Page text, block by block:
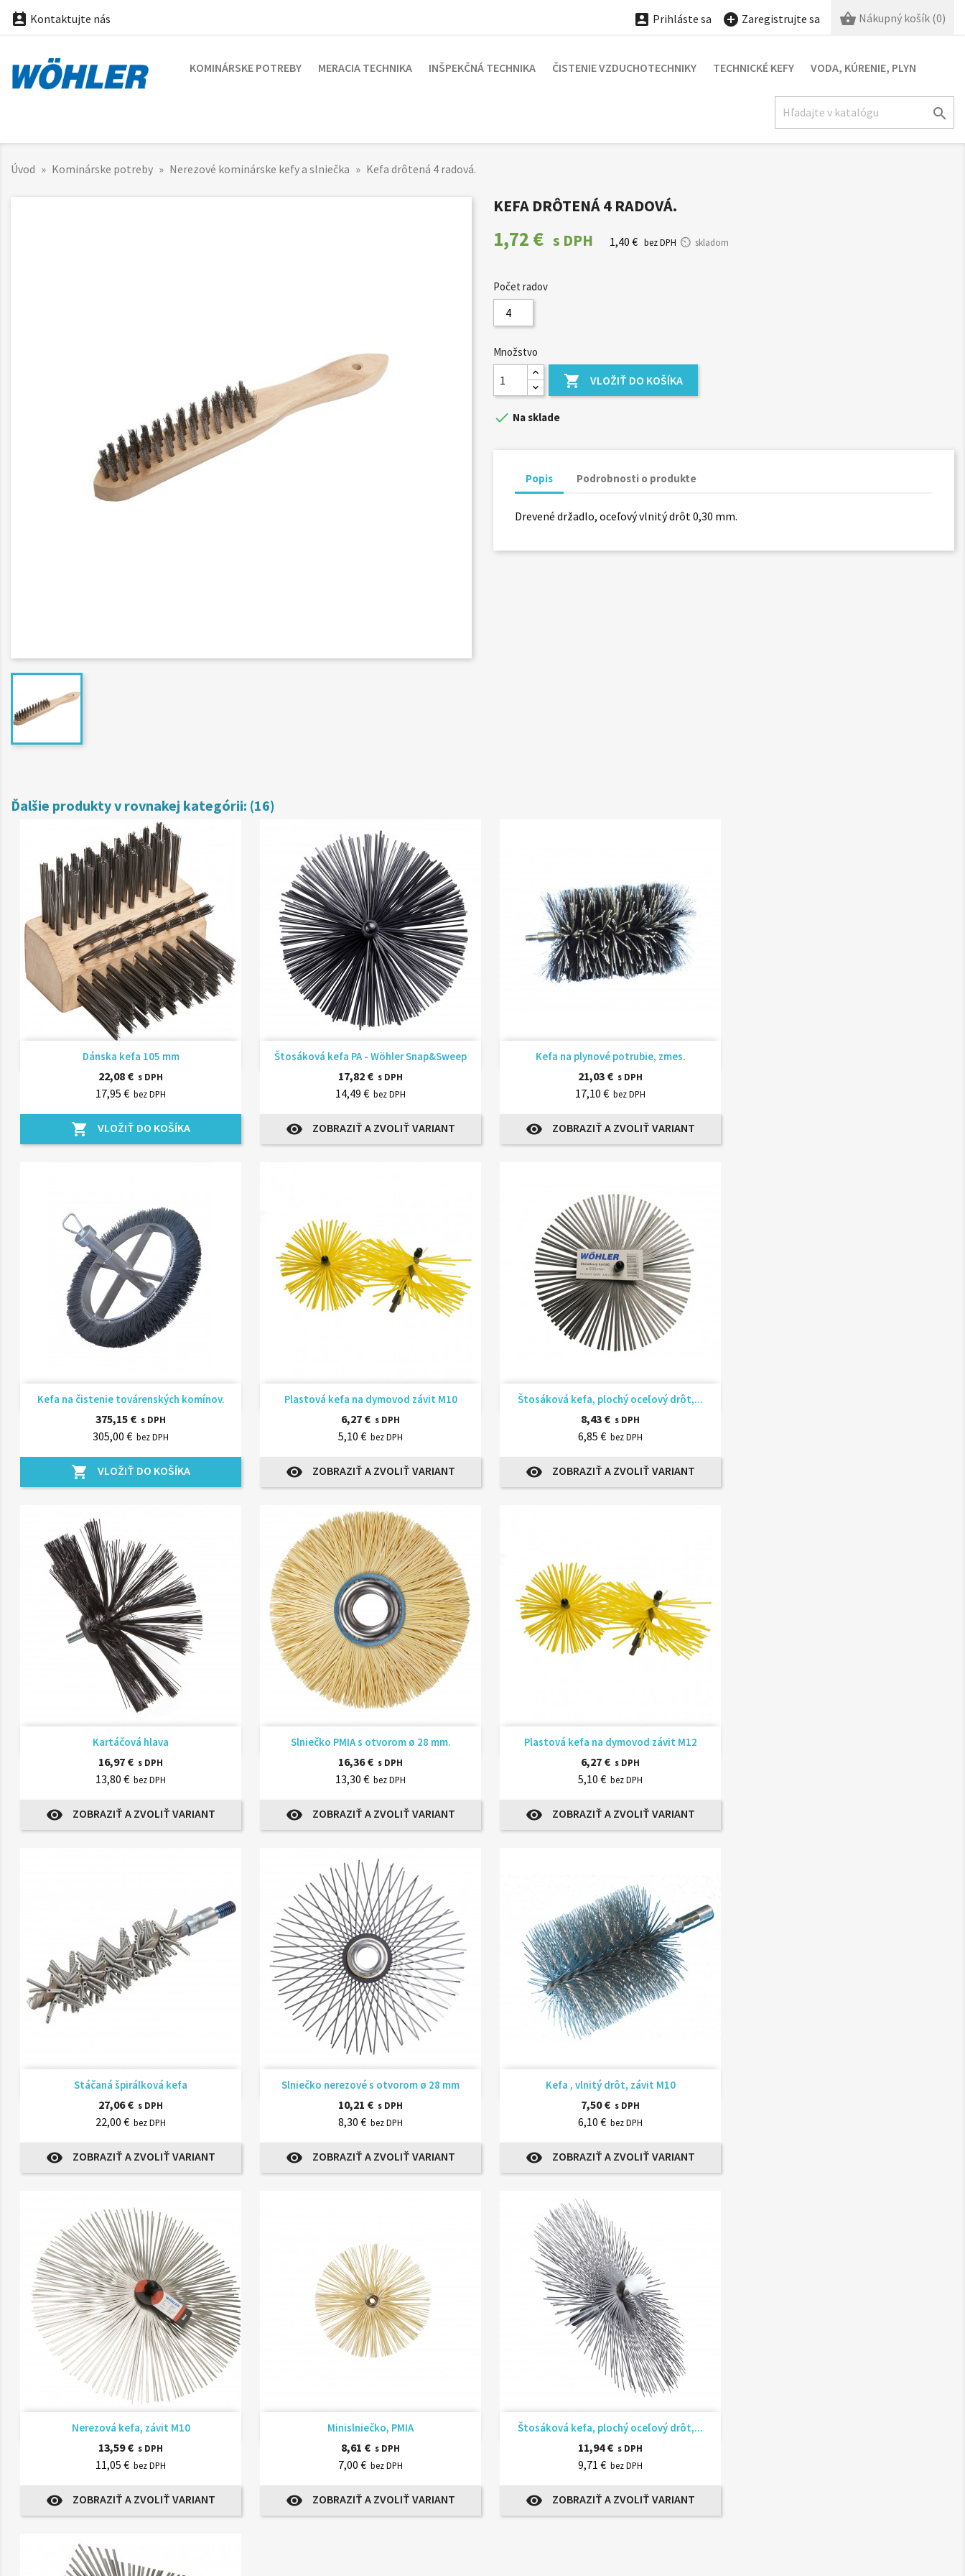
 Kontaktujte nás  Prihláste sa  Zaregistrujte sa  Nákupný košík (0)
KOMINÁRSKE POTREBY MERACIA TECHNIKA INŠPEKČNÁ TECHNIKA ČISTENIE VZDUCHOTECHNIKY TECHNICKÉ KEFY VODA, KÚRENIE, PLYN

Úvod Kominárske potreby Nerezové kominárske kefy a slniečka Kefa drôtená 4 radová.
KEFA DRÔTENÁ 4 RADOVÁ.
1,72 € s DPH 1,40 € bez DPH skladom
Počet radov
Množstvo
 VLOŽIŤ DO KOŠÍKA
 Na sklade
Popis Podrobnosti o produkte
Drevené držadlo, oceľový vlnitý drôt 0,30 mm.
Ďalšie produkty v rovnakej kategórii: (16)
Dánska kefa 105 mm
22,08 € s DPH
17,95 € bez DPH
shopping_cart VLOŽIŤ DO KOŠÍKA
Rýchly náhľad Štosáková kefa PA - Wöhler Snap&Sweep
17,82 € s DPH
14,49 € bez DPH
visibility ZOBRAZIŤ A ZVOLIŤ VARIANT
Rýchly náhľad Kefa na plynové potrubie, zmes.
21,03 € s DPH
17,10 € bez DPH
visibility ZOBRAZIŤ A ZVOLIŤ VARIANT
Rýchly náhľad
Kefa na čistenie továrenských komínov.
375,15 € s DPH
305,00 € bez DPH
shopping_cart VLOŽIŤ DO KOŠÍKA
Rýchly náhľad Plastová kefa na dymovod závit M10
6,27 € s DPH
5,10 € bez DPH
visibility ZOBRAZIŤ A ZVOLIŤ VARIANT
Rýchly náhľad Štosáková kefa, plochý oceľový drôt,...
8,43 € s DPH
6,85 € bez DPH
visibility ZOBRAZIŤ A ZVOLIŤ VARIANT
Rýchly náhľad
Kartáčová hlava
16,97 € s DPH
13,80 € bez DPH
visibility ZOBRAZIŤ A ZVOLIŤ VARIANT
Rýchly náhľad Slniečko PMIA s otvorom ø 28 mm.
16,36 € s DPH
13,30 € bez DPH
visibility ZOBRAZIŤ A ZVOLIŤ VARIANT
Rýchly náhľad Plastová kefa na dymovod závit M12
6,27 € s DPH
5,10 € bez DPH
visibility ZOBRAZIŤ A ZVOLIŤ VARIANT
Rýchly náhľad
Stáčaná špirálková kefa
27,06 € s DPH
22,00 € bez DPH
visibility ZOBRAZIŤ A ZVOLIŤ VARIANT
Rýchly náhľad Slniečko nerezové s otvorom ø 28 mm
10,21 € s DPH
8,30 € bez DPH
visibility ZOBRAZIŤ A ZVOLIŤ VARIANT
Rýchly náhľad Kefa , vlnitý drôt, závit M10
7,50 € s DPH
6,10 € bez DPH
visibility ZOBRAZIŤ A ZVOLIŤ VARIANT
Rýchly náhľad
Nerezová kefa, závit M10
13,59 € s DPH
11,05 € bez DPH
visibility ZOBRAZIŤ A ZVOLIŤ VARIANT
Rýchly náhľad Minislniečko, PMIA
8,61 € s DPH
7,00 € bez DPH
visibility ZOBRAZIŤ A ZVOLIŤ VARIANT
Rýchly náhľad Štosáková kefa, plochý oceľový drôt,...
11,94 € s DPH
9,71 € bez DPH
visibility ZOBRAZIŤ A ZVOLIŤ VARIANT
Rýchly náhľad